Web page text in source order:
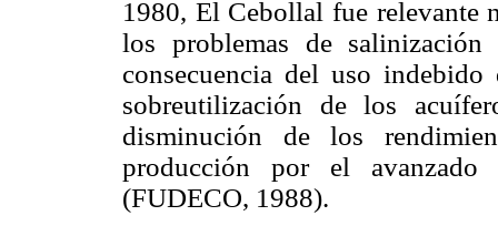
1980, El Cebollal fue relevante
los problemas de
consecuencia del uso
sobreutilización de los
disminución de los
producción por el avanzado
(FUDECO, 1988).